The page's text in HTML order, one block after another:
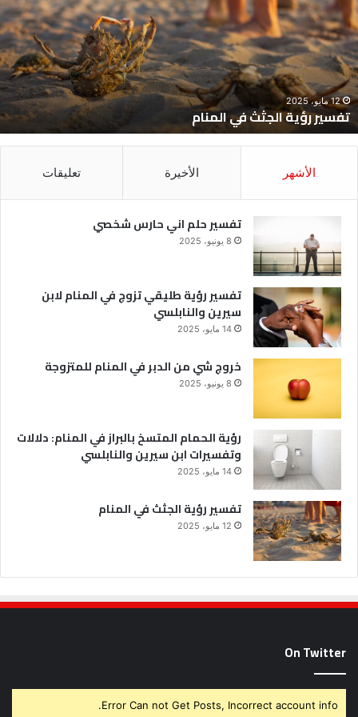
في
المنام
12 مايو، 2025
تفسير رؤية الجثث في المنام
الأشهر الأخيرة تعليقات
تفسير حلم اني حارس شخصي
8 يونيو، 2025
تفسير رؤية طليقي تزوج في المنام لابن
سيرين والنابلسي
14 مايو، 2025
خروج شي من الدبر في المنام للمتزوجة
8 يونيو، 2025
رؤية الحمام المتسخ بالبراز في المنام: دلالات
وتفسيرات ابن سيرين والنابلسي
14 مايو، 2025
تفسير رؤية الجثث في المنام
12 مايو، 2025
On Twitter
Error Can not Get Posts, Incorrect account info.